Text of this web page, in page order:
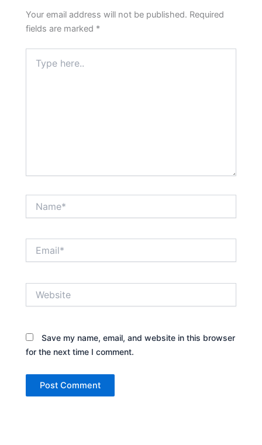
Your email address will not be published. Required
fields are marked *
here..
Save my name, email, and website in this browser
for the next time I comment.